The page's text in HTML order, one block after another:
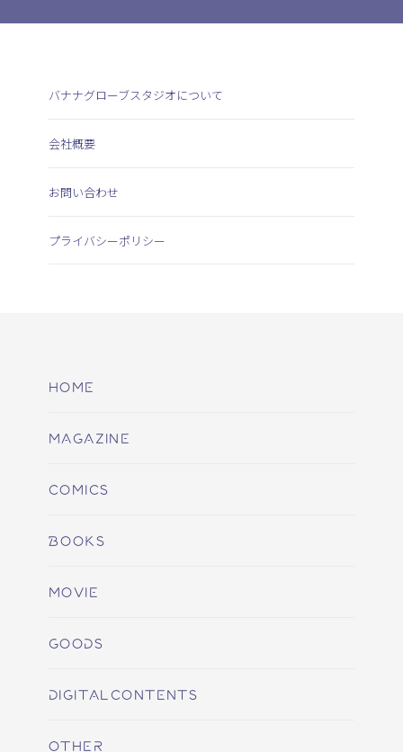
バナナグローブスタジオについて
会社概要
お問い合わせ
プライバシーポリシー
HOME
MAGAZINE
COMICS
BOOKS
MOVIE
GOODS
DIGITALCONTENTS
OTHER